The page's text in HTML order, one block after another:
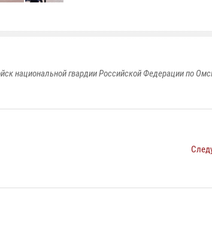
национальной гвардии Российской Федерации по